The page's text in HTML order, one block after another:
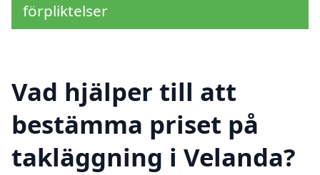
förpliktelser
Vad hjälper till att
bestämma priset på
takläggning i Velanda?